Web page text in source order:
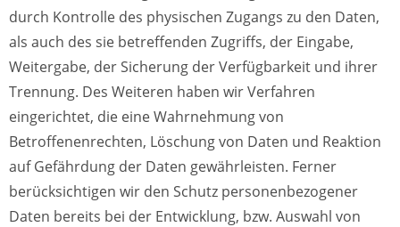
durch Kontrolle des physischen Zugangs zu den Daten,
als auch des sie betreffenden Zugriffs, der Eingabe,
Weitergabe, der Sicherung der Verfügbarkeit und ihrer
Trennung. Des Weiteren haben wir Verfahren
eingerichtet, die eine Wahrnehmung von
Betroffenenrechten, Löschung von Daten und Reaktion
auf Gefährdung der Daten gewährleisten. Ferner
berücksichtigen wir den Schutz personenbezogener
Daten bereits bei der Entwicklung, bzw. Auswahl von